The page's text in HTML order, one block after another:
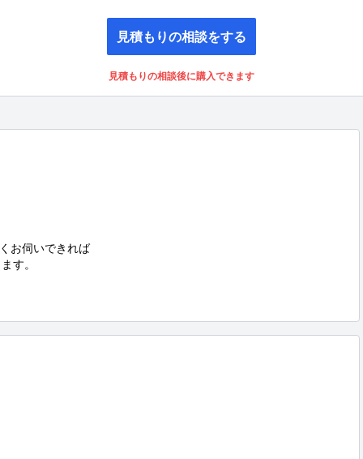
見積もりの相談をする
見積もりの相談後に購入できます
お伺いできれば
す。